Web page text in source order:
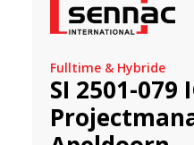
Fulltime & Hybride
SI 2501-079